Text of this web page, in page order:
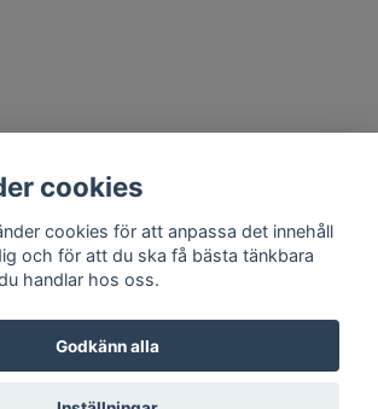
cookies
cookies för att anpassa det innehåll
och för att du ska få bästa tänkbara
handlar hos oss.
Godkänn alla